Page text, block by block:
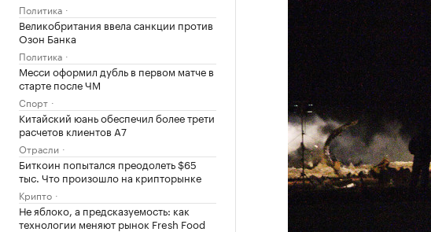
Политика
Великобритания ввела санкции против
Озон Банка
Политика
Месси оформил дубль в первом матче в
старте после ЧМ
Спорт
Китайский юань обеспечил более трети
расчетов клиентов А7
Отрасли
Биткоин попытался преодолеть $65
тыс. Что произошло на крипторынке
Крипто
Не яблоко, а предсказуемость: как
технологии меняют рынок Fresh Food